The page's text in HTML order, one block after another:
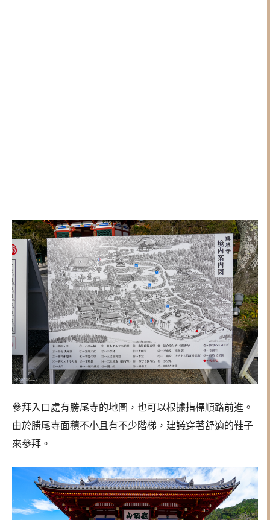
參拜入口處有勝尾寺的地圖，也可以根據指標順路前進。
由於勝尾寺面積不小且有不少階梯，建議穿著舒適的鞋子
來參拜。